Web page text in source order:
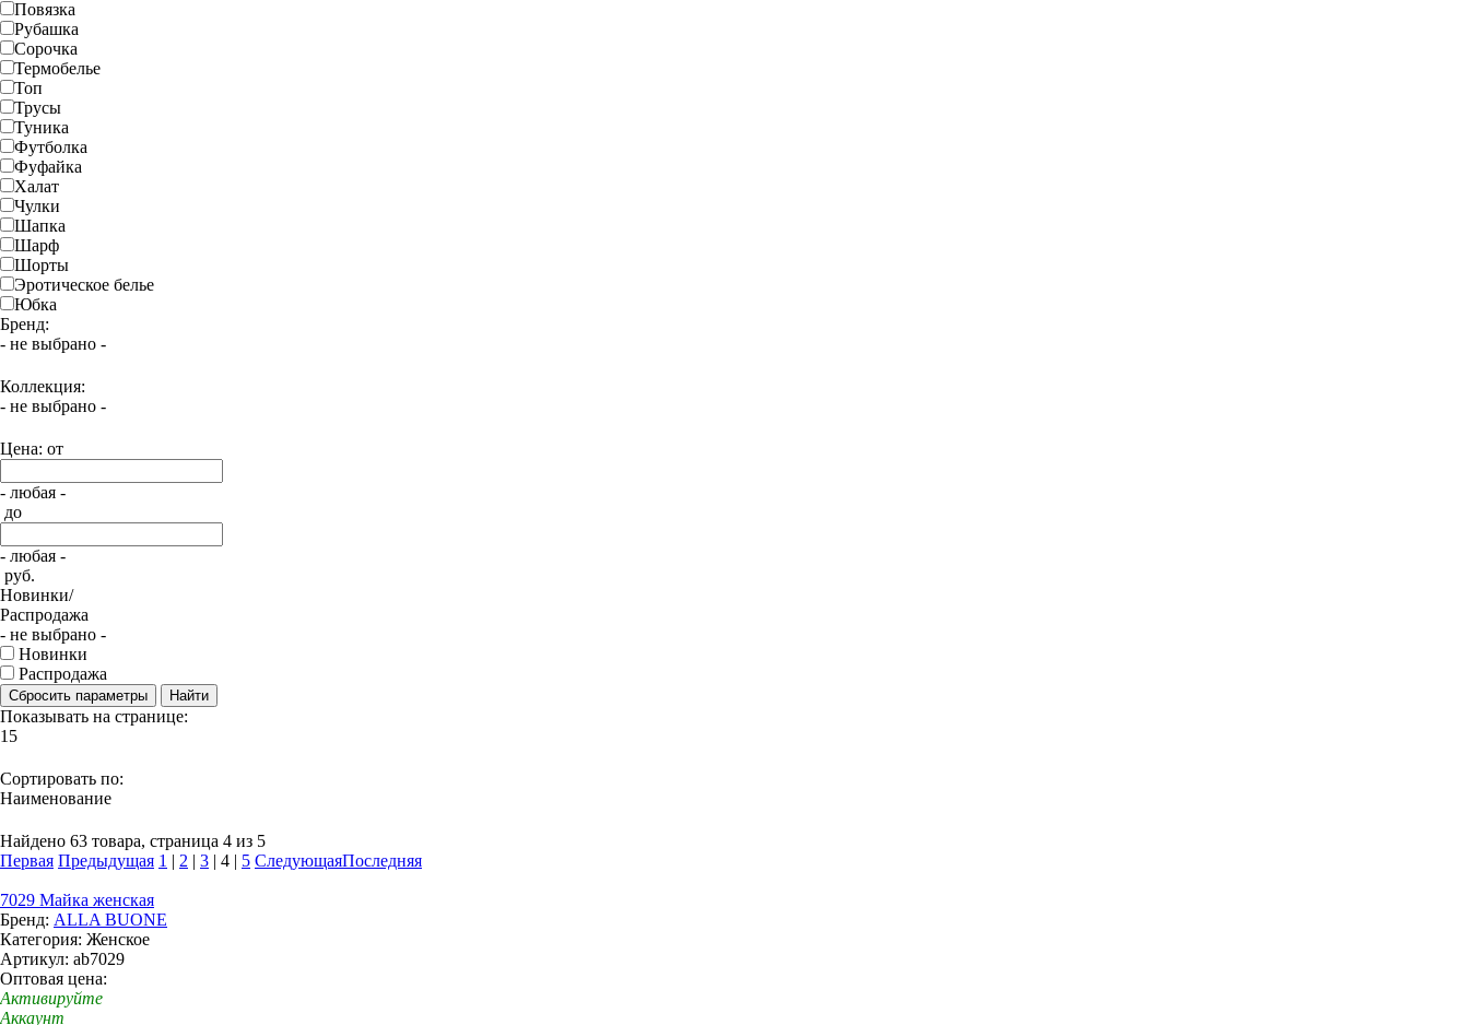
Повязка
Рубашка
Сорочка
Термобелье
Топ
Трусы
Туника
Футболка
Фуфайка
Халат
Чулки
Шапка
Шарф
Шорты
Эротическое белье
Юбка
Бренд:
- не выбрано -
Коллекция:
- не выбрано -
Цена: от
- любая -
до
- любая -
руб.
Новинки/
Распродажа
- не выбрано -
Новинки
Распродажа
Сбросить параметры Найти
Показывать на странице:
15
Сортировать по:
Наименование
Найдено 63 товара, страница 4 из 5
Первая Предыдущая 1 | 2 | 3 | 4 | 5 СледующаяПоследняя
7029 Майка женская
Бренд: ALLA BUONE
Категория: Женское
Артикул: ab7029
Оптовая цена:
Активируйте
Аккаунт